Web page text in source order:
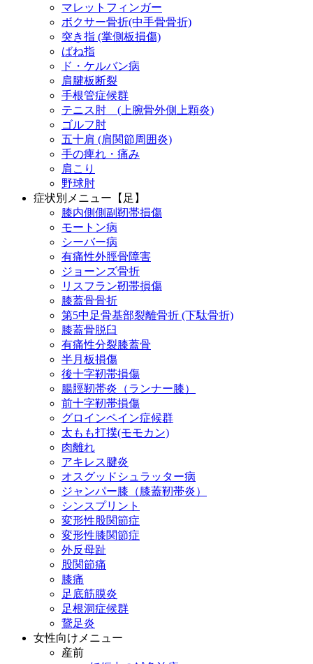
マレットフィンガー
ボクサー骨折(中手骨骨折)
突き指 (掌側板損傷)
ばね指
ド・ケルバン病
肩腱板断裂
手根管症候群
テニス肘 (上腕骨外側上顆炎)
ゴルフ肘
五十肩 (肩関節周囲炎)
手の痺れ・痛み
肩こり
野球肘
症状別メニュー【足】
膝内側側副靭帯損傷
モートン病
シーバー病
有痛性外脛骨障害
ジョーンズ骨折
リスフラン靭帯損傷
膝蓋骨骨折
第5中足骨基部裂離骨折 (下駄骨折)
膝蓋骨脱臼
有痛性分裂膝蓋骨
半月板損傷
後十字靭帯損傷
腸脛靭帯炎（ランナー膝）
前十字靭帯損傷
グロインペイン症候群
太もも打撲(モモカン)
肉離れ
アキレス腱炎
オスグッドシュラッター病
ジャンパー膝（膝蓋靭帯炎）
シンスプリント
変形性股関節症
変形性膝関節症
外反母趾
股関節痛
膝痛
足底筋膜炎
足根洞症候群
鵞足炎
女性向けメニュー
産前